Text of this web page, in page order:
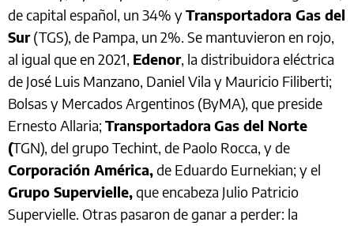
de capital español, un 34% yTransportadora Gas del
Sur(TGS), de Pampa, un 2%. Se mantuvieron en rojo,
al igual que en 2021, Edenor, la distribuidora eléctrica
de José Luis Manzano, Daniel Vila y Mauricio Filiberti;
Bolsas y Mercados Argentinos (ByMA), que preside
Ernesto Allaria; Transportadora Gas del Norte
(TGN), del grupo Techint, de Paolo Rocca, y de
Corporación América,de Eduardo Eurnekian; y el
Grupo Supervielle,que encabeza Julio Patricio
Supervielle. Otras pasaron de ganar a perder: la